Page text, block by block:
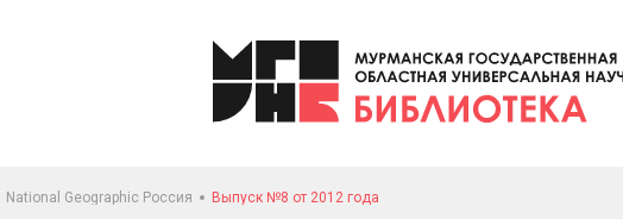
National Geographic Россия Выпуск №8 от 2012 года